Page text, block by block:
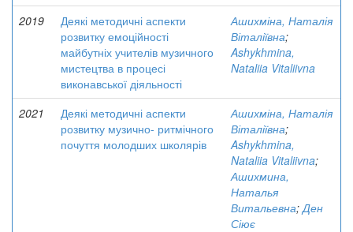
2019
Деякі методичні аспекти
розвитку емоційності
майбутніх учителів музичного
мистецтва в процесі
виконавської діяльності
Ашихміна, Наталія
Віталіївна;
Ashykhmina,
Nataliia Vitaliivna
2021
Деякі методичні аспекти
розвитку музично- ритмічного
почуття молодших школярів
Ашихміна, Наталія
Віталіївна;
Ashykhmina,
Nataliia Vitaliivna;
Ашихмина,
Наталья
Витальевна;Ден
Сіює